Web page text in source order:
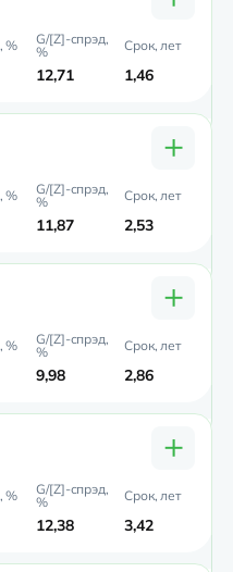
12,71 1,46
+
11,87 2,53
+
9,98 2,86
+
12,38 3,42